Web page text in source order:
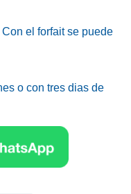
el forfait se puede
o con tres dias de